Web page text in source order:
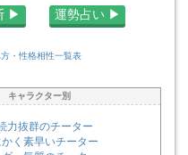
▶︎ 運勢占い ▶︎
・性格相性一覧表
キャラクター別
力抜群のチーター
かく素早いチーター